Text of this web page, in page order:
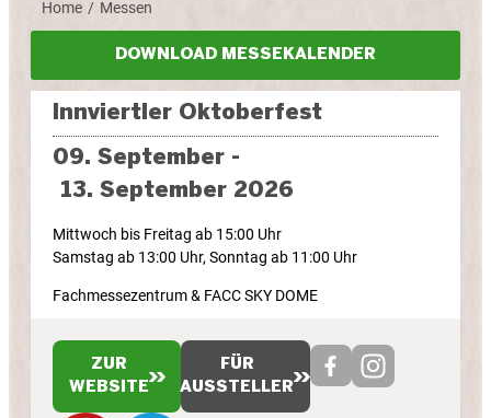
Home / Messen
DOWNLOAD MESSEKALENDER
Innviertler Oktoberfest
09. September -
13. September 2026
Mittwoch bis Freitag ab 15:00 Uhr
Samstag ab 13:00 Uhr, Sonntag ab 11:00 Uhr
Fachmessezentrum & FACC SKY DOME
ZUR
WEBSITE
FÜR
AUSSTELLER